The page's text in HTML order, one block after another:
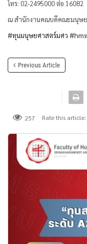
โทร: 02-2495000 ต่อ 16082
ณ สำนักงานคณบดีคณะมนุษย
#ทุนมนุษยศาสตร์มศว
Previous Article
257 Rate this article: